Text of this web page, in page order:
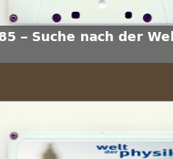
– Suche nach der